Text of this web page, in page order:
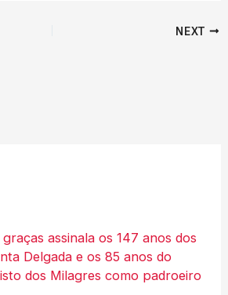
NEXT
assinala os 147 anos dos
Delgada e os 85 anos do
dos Milagres como padroeiro